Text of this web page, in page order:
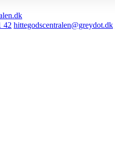
42 hittegodscentralen@greydot.dk